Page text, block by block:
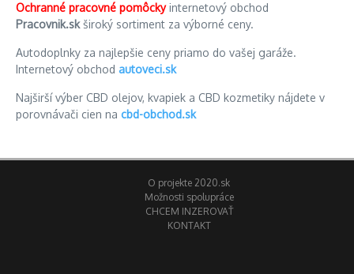
Ochranné pracovné pomôckyinternetový obchod
Pracovnik.skširoký sortiment za výborné ceny.
Autodoplnky za najlepšie ceny priamo do vašej garáže.
Internetový obchod autoveci.sk
Najširší výber CBD olejov, kvapiek a CBD kozmetiky nájdete v
porovnávači cien na cbd-obchod.sk
O projekte 2020.sk
Možnosti spolupráce
CHCEM INZEROVAŤ
KONTAKT